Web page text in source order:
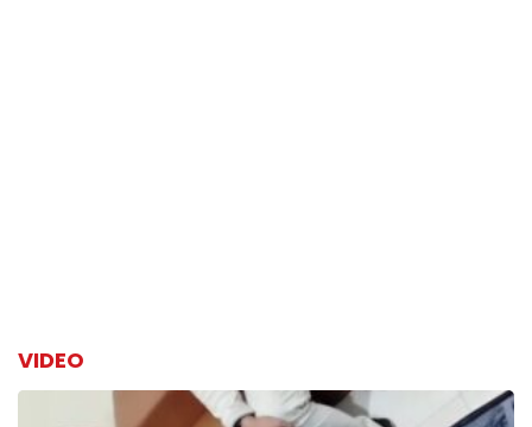
VIDEO